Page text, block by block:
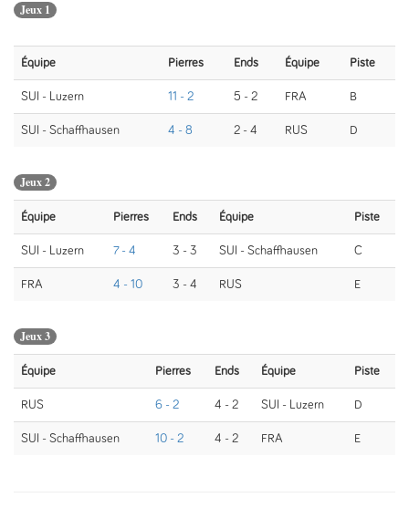
Jeux 1
Équipe Pierres Ends Équipe Piste
SUI - Luzern 11 - 2 5 - 2 FRA B
SUI - Schaffhausen 4 - 8 2 - 4 RUS D
Jeux 2
Équipe Pierres Ends Équipe Piste
SUI - Luzern 7 - 4 3 - 3 SUI - Schaffhausen C
FRA 4 - 10 3 - 4 RUS E
Jeux 3
Équipe Pierres Ends Équipe Piste
RUS 6 - 2 4 - 2 SUI - Luzern D
SUI - Schaffhausen 10 - 2 4 - 2 FRA E